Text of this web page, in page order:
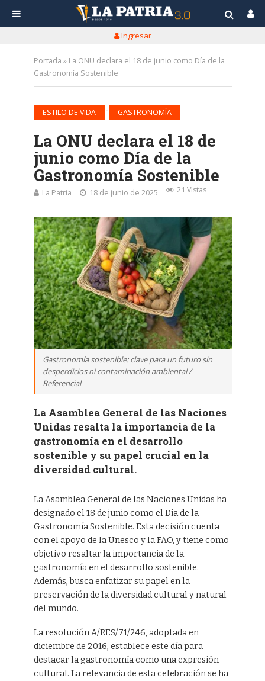
Ingresar
Portada » La ONU declara el 18 de junio como Día de la
Gastronomía Sostenible
ESTILO DE VIDA GASTRONOMÍA
La ONU declara el 18 de
junio como Día de la
Gastronomía Sostenible
La Patria 18 de junio de 2025 21 Vistas
Gastronomía sostenible: clave para un futuro sin
desperdicios ni contaminación ambiental /
Referencial
La Asamblea General de las Naciones
Unidas resalta la importancia de la
gastronomía en el desarrollo
sostenible y su papel crucial en la
diversidad cultural.
La Asamblea General de las Naciones Unidas ha
designado el 18 de junio como el Día de la
Gastronomía Sostenible. Esta decisión cuenta
con el apoyo de la Unesco y la FAO, y tiene como
objetivo resaltar la importancia de la
gastronomía en el desarrollo sostenible.
Además, busca enfatizar su papel en la
preservación de la diversidad cultural y natural
del mundo.
La resolución A/RES/71/246, adoptada en
diciembre de 2016, establece este día para
destacar la gastronomía como una expresión
cultural. La relevancia de esta celebración se ha